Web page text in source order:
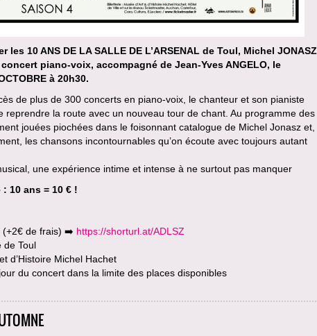
les 10 ANS DE LA SALLE DE L’ARSENAL de Toul, Michel JONASZ
piano-voix, accompagné de Jean-Yves ANGELO, le
à 20h30.
de plus de 300 concerts en piano-voix, le chanteur et son pianiste
reprendre la route avec un nouveau tour de chant. Au programme des
jouées piochées dans le foisonnant catalogue de Michel Jonasz et,
les chansons incontournables qu’on écoute avec toujours autant
une expérience intime et intense à ne surtout pas manquer
10 ans = 10 € !
(+2€ de frais) ➡️ https://shorturl.at/ADLSZ
de Toul
d’Histoire Michel Hachet
du concert dans la limite des places disponibles